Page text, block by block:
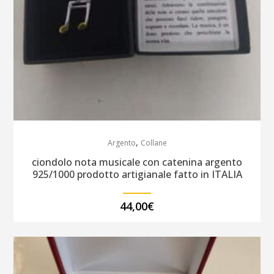
Argento, Collane
ciondolo nota musicale con catenina argento
925/1000 prodotto artigianale fatto in ITALIA
44,00€